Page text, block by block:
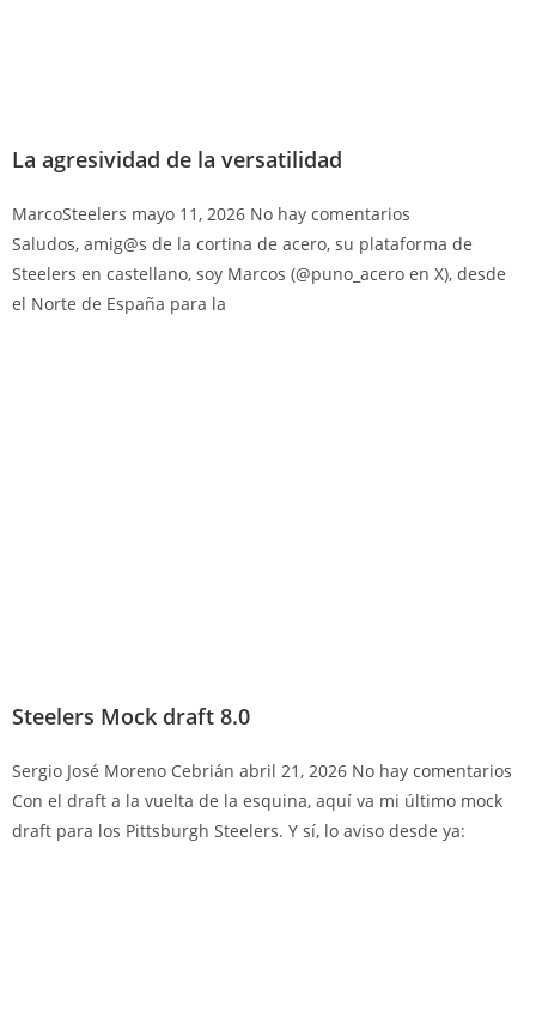
La agresividad de la versatilidad
MarcoSteelers mayo 11, 2026 No hay comentarios
Saludos, amig@s de la cortina de acero, su plataforma de
Steelers en castellano, soy Marcos (@puno_acero en X), desde
el Norte de España para la
Steelers Mock draft 8.0
Sergio José Moreno Cebrián abril 21, 2026 No hay comentarios
Con el draft a la vuelta de la esquina, aquí va mi último mock
draft para los Pittsburgh Steelers. Y sí, lo aviso desde ya: